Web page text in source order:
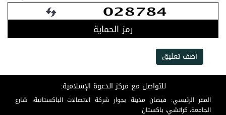
رمز الحماية
أضف تعليق
للتواصل مع مركز الدعوة الإسلامية:
المقر الرئيسي: فيضان مدينة بجوار شركة الاتصالات الباكستانية، شارع
الجامعة، كراتشي، باكستان